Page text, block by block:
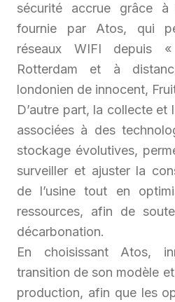
sécurité accrue grâce
fournie par Atos, qui
réseaux WIFI depuis
Rotterdam et à
londonien de innocent,
D’autre part, la collecte et
associées à des
stockage évolutives,
surveiller et ajuster la
de l’usine tout en
ressources, afin de
décarbonation.
En choisissant Atos,
transition de son modèle
production, afin que les